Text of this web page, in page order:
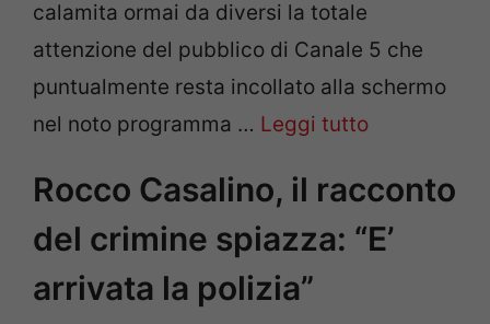
calamita ormai da diversi la totale
attenzione del pubblico di Canale 5 che
puntualmente resta incollato alla schermo
nel noto programma … Leggi tutto
Rocco Casalino, il racconto
del crimine spiazza: “E’
arrivata la polizia”